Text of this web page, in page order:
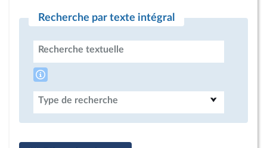
Recherche par texte intégral
Recherche textuelle
Type de recherche